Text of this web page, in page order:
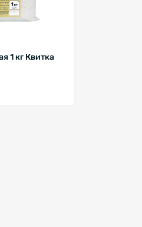
1 кг Квитка